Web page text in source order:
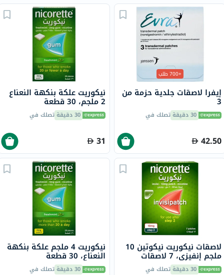
+700 طلب
إيفرا لاصقات جلدية حزمة من
3
30 دقيقة تصلك في
42.50
نيكوريت علكة بنكهة النعناع
2 ملجم، 30 قطعة
30 دقيقة تصلك في
31
لاصقات نيكوريت نيكوتين 10
ملجم إنفيزي، 7 لاصقات
30 دقيقة تصلك في
نيكوريت 4 ملجم علكة بنكهة
النعناع، ​​30 قطعة
30 دقيقة تصلك في